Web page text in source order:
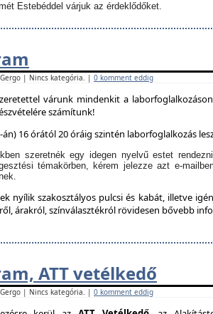
Estebéddel várjuk az érdeklődőket.
| Nincs kategória. | 0 komment eddig
várunk mindenkit a
számítunk!
16 órától 20 óráig szintén laborfoglalkozás
szeretnék egy idegen nyelvű estet
témakörben, kérem jelezze azt e-
nyílik szakosztályos pulcsi és kabát, illetve
árakról, színválasztékról rövidesen bővebb
ATT vetélkedő
| Nincs kategória. | 0 komment eddig